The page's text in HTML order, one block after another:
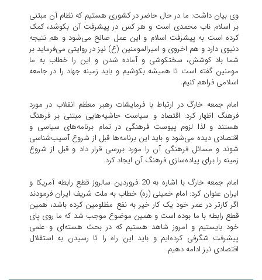
وی بیان داشت: ما در حال حاضر در کشوری هستیم که نظام آن مبتنی
بر اسلام ناب محمدی است و هر کس در پیشرفت آن بکوشد، کمک
کرده است به پیشرفت اسلام و این عمل صالح می‌شود و هم نتیجه
دنیوی دارد و هم اخروی و امیرالمومنین (ع) نیز در روایتی می‌فرماید بر
شما باد کوشش، سختکوشی و آماده شدن و این را خطاب به ما
مومنین گفته است تا همیشه بکوشیم و باید زمینه جهاد را در جامعه
اسلامی فراهم کنیم.
امام جمعه خارگ در ارتباط با فرمایشات رهبر معظم انقلاب در مورد
فرهنگ اظهار کرد: اقتصاد و سیاست حاشیه‌هایی مبتنی بر فرهنگ
هستند و لذا لزوم پیوست فرهنگی در تمام برنامه‌های سیاسی و
اقتصادی دیده می‌شود و باید این برنامه‌ها قبل از شروع آسیب‌شناسی
شوند و مسائل فرهنگی آن را مورد بررسی قرار داد و قبل از شروع
زمینه را برای پیاده‌سازی فرهنگ آن ایجاد کرد.
امام جمعه خارگ با اشاره به 20 فروردین سالروز قطع رابطه آمریکا و
ایران عنوان کرد: امام خمینی (ره) خطاب به ملت شریف ایران فرمودند
اگر کارتر در عمر خود یک کار خیر به نفع مظلومین کرده باشد، همین
قطع رابطه با ما بوده است و همین موضوع موجب شد که ما روی پای
خود بایستیم و امروز شاهد هستیم که در بحث هسته‌ای و علمی
پیشرفت شگرفی کرده‌ایم و باید این راه را تا رسیدن به استقلال
اقتصادی نیز ادامه دهیم.